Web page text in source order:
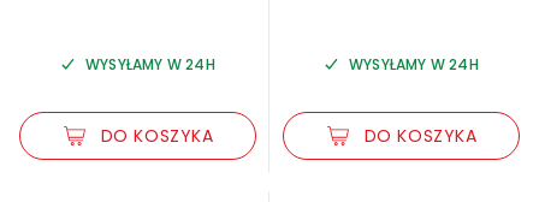
WYSYŁAMY W 24H
DO KOSZYKA
WYSYŁAMY W 24H
DO KOSZYKA